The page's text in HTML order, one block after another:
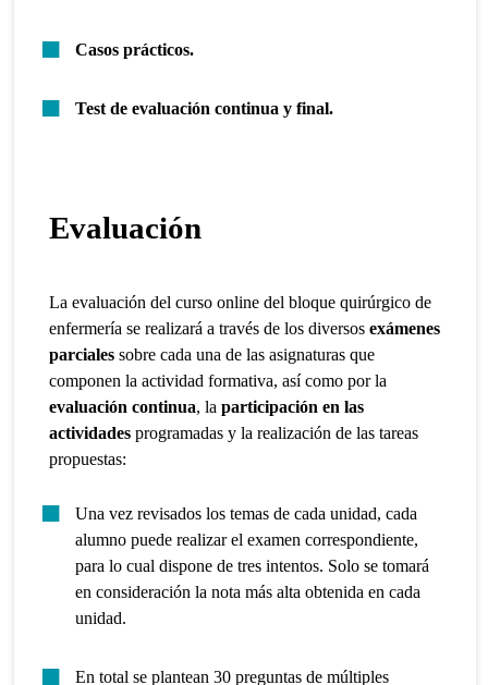
Casos prácticos.
Test de evaluación continua y final.
Evaluación
La evaluación del curso online del bloque quirúrgico de
enfermería se realizará a través de los diversosexámenes
parciales sobre cada una de las asignaturas que
componen la actividad formativa, así como por la
evaluación continua, laparticipación en las
actividades programadas y la realización de las tareas
propuestas:
Una vez revisados los temas de cada unidad, cada
alumno puede realizar el examen correspondiente,
para lo cual dispone de tres intentos. Solo se tomará
en consideración la nota más alta obtenida en cada
unidad.
En total se plantean 30 preguntas de múltiples